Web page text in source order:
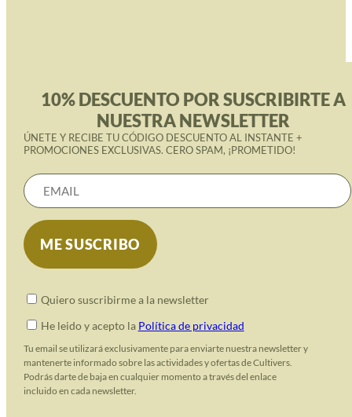
10% DESCUENTO POR SUSCRIBIRTE A
NUESTRA NEWSLETTER
ÚNETE Y RECIBE TU CÓDIGO DESCUENTO AL INSTANTE +
PROMOCIONES EXCLUSIVAS. CERO SPAM, ¡PROMETIDO!
Quiero suscribirme a la newsletter
He leido y acepto la Política de privacidad
Tu email se utilizará exclusivamente para enviarte nuestra newsletter y
mantenerte informado sobre las actividades y ofertas de Cultivers.
Podrás darte de baja en cualquier momento a través del enlace
incluido en cada newsletter.